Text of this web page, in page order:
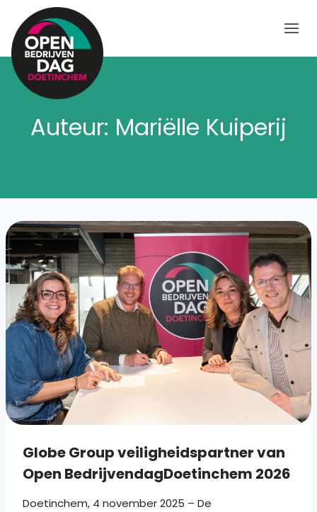
Doorgaan
naar
inhoud
Auteur: Mariëlle Kuiperij
Globe Group veiligheidspartner van
Open BedrijvendagDoetinchem 2026
Doetinchem, 4 november 2025 – De